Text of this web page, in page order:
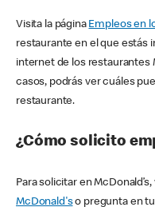
Visita la página Empleos en
restaurante en el que estás
internet de los restaurantes
casos, podrás ver cuáles
restaurante.
¿Cómo solicito
Para solicitar en McDonald’s,
McDonald'so pregunta en tu